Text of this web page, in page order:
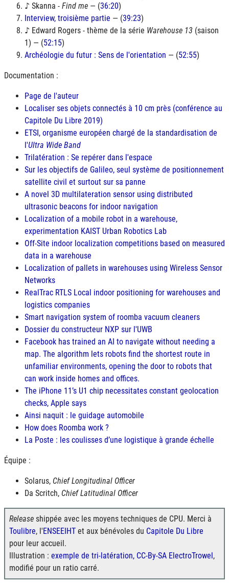
♪ Skanna - Find me — (36:20)
Interview, troisième partie — (39:23)
♪ Edward Rogers - thème de la série Warehouse 13 (saison
1) — (52:15)
Archéologie du futur : Sens de l'orientation — (52:55)
Documentation :
Page de l'auteur
Localiser ses objets connectés à 10 cm près (conférence au
Capitole Du Libre 2019)
ETSI, organisme européen chargé de la standardisation de
l'Ultra Wide Band
Trilatération : Se repérer dans l'espace
Sur les objectifs de Galileo, seul système de positionnement
satellite civil et surtout sur sa panne
A novel 3D multilateration sensor using distributed
ultrasonic beacons for indoor navigation
Localization of a mobile robot in a warehouse,
experimentation KAIST Urban Robotics Lab
Off-Site indoor localization competitions based on measured
data in a warehouse
Localization of pallets in warehouses using Wireless Sensor
Networks
RealTrac RTLS Local indoor positioning for warehouses and
logistics companies
Smart navigation system of roomba vacuum cleaners
Dossier du constructeur NXP sur l'UWB
Facebook has trained an AI to navigate without needing a
map. The algorithm lets robots find the shortest route in
unfamiliar environments, opening the door to robots that
can work inside homes and offices.
The iPhone 11’s U1 chip necessitates constant geolocation
checks, Apple says
Ainsi naquit : le guidage automobile
How does Roomba work ?
La Poste : les coulisses d’une logistique à grande échelle
Équipe :
Solarus, Chief Longitudinal Officer
Da Scritch, Chief Latitudinal Officer
Release shippée avec les moyens techniques de CPU. Merci à
Toulibre, l'ENSEEIHT et aux bénévoles du Capitole Du Libre
pour leur accueil.
Illustration : exemple de tri-latération, CC-By-SA ElectroTrowel,
modifié pour un ratio carré.